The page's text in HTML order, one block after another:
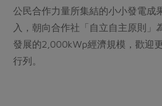
公民合作力量所集結的小小發電成
入，朝向合作社「自立自主原則」
發展的2,000kWp經濟規模，歡迎
行列。